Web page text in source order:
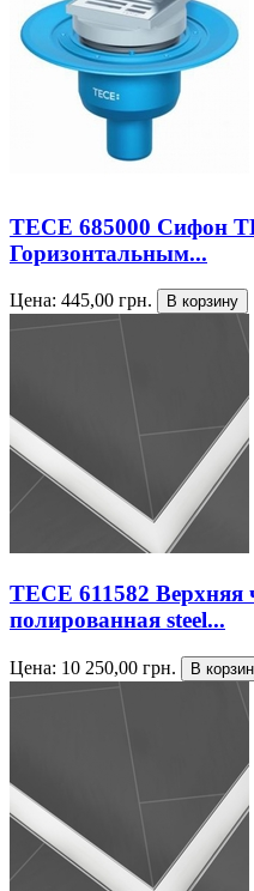
TECE 685000 Сифон
Горизонтальным...
Цена: 445,00 грн.
TECE 611582 Верхняя
полированная steel...
Цена: 10 250,00 грн.